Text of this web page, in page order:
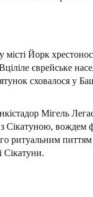
місті Йорк
єврейське
сховалося у
Мігель
Сікатуною, вождем
ритуальним питтям
Сікатуни.